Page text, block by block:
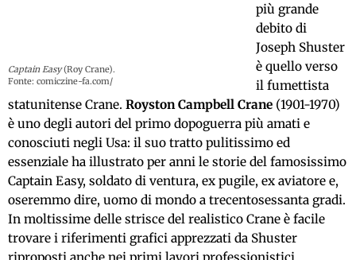
Captain Easy(Roy Crane).
Fonte: comiczine-fa.com/
più grande
debito di
Joseph Shuster
è quello verso
il fumettista
statunitense Crane. Royston Campbell Crane (1901-1970)
è uno degli autori del primo dopoguerra più amati e
conosciuti negli Usa: il suo tratto pulitissimo ed
essenziale ha illustrato per anni le storie del famosissimo
Captain Easy, soldato di ventura, ex pugile, ex aviatore e,
oseremmo dire, uomo di mondo a trecentosessanta gradi.
In moltissime delle strisce del realistico Crane è facile
trovare i riferimenti grafici apprezzati da Shuster